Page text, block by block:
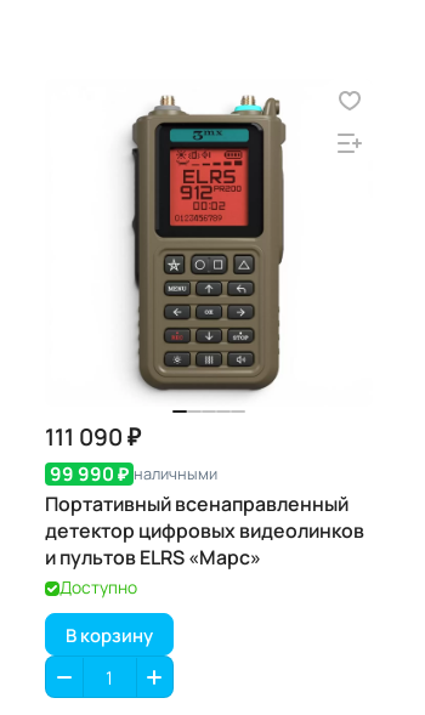
111 090 ₽
99 990 ₽ наличными
Портативный всенаправленный
детектор цифровых видеолинков
и пультов ELRS «Марс»
Доступно
В корзину